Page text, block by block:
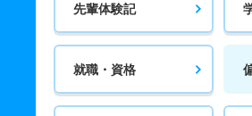
先輩体験記
就職・資格